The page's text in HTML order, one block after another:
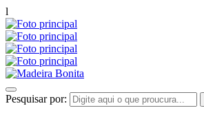
l
Pesquisar por: